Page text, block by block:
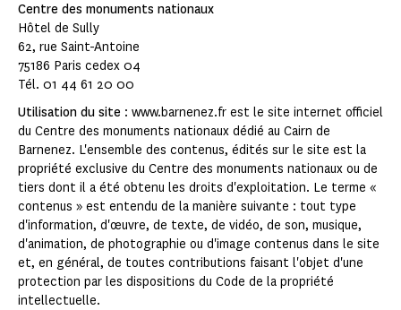
Centre des monuments nationaux
Hôtel de Sully
62, rue Saint-Antoine
75186 Paris cedex 04
Tél. 01 44 61 20 00
Utilisation du site : www.barnenez.fr est le site internet officiel
du Centre des monuments nationaux dédié au Cairn de
Barnenez. L'ensemble des contenus, édités sur le site est la
propriété exclusive du Centre des monuments nationaux ou de
tiers dont il a été obtenu les droits d'exploitation. Le terme «
contenus » est entendu de la manière suivante : tout type
d'information, d'œuvre, de texte, de vidéo, de son, musique,
d'animation, de photographie ou d'image contenus dans le site
et, en général, de toutes contributions faisant l'objet d'une
protection par les dispositions du Code de la propriété
intellectuelle.